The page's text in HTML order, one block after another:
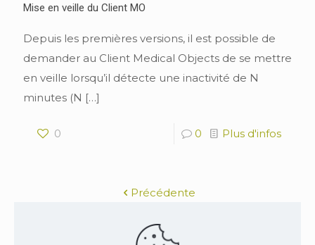
Mise en veille du Client MO
Depuis les premières versions, il est possible de
demander au Client Medical Objects de se mettre
en veille lorsqu’il détecte une inactivité de N
minutes (N […]
0 0 Plus d'infos
Précédente
4 5